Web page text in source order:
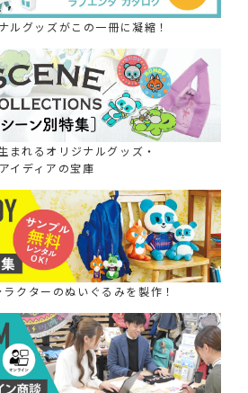
ルグッズがこの一冊に凝縮！
まれるオリジナルグッズ・
アイディアの宝庫
クターのぬいぐるみを製作！